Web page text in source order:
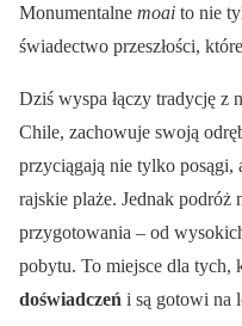
Monumentalne moai to nie
świadectwo przeszłości,
Dziś wyspa łączy tradycję z
Chile, zachowuje swoją
przyciągają nie tylko posągi,
rajskie plaże. Jednak
przygotowania – od
pobytu. To miejsce dla tych,
doświadczeń i są gotowi na